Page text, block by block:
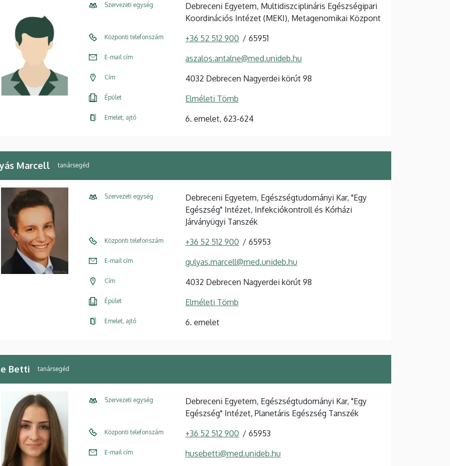
Szervezeti egység
Debreceni Egyetem, Multidiszciplináris Egészségipari
Koordinációs Intézet (MEKI), Metagenomikai Központ
Központi telefonszám +36 52 512 900 65951
E-mail cím aszalos.antalne@med.unideb.hu
Cím 4032 Debrecen Nagyerdei körút 98
Épület Elméleti Tömb
Emelet, ajtó 6. emelet, 623-624
Marcell tanársegéd
Szervezeti egység
Debreceni Egyetem, Egészségtudományi Kar, "Egy
Egészség" Intézet, Infekciókontroll és Kórházi
Járványügyi Tanszék
Központi telefonszám +36 52 512 900 65953
E-mail cím gulyas.marcell@med.unideb.hu
Cím 4032 Debrecen Nagyerdei körút 98
Épület Elméleti Tömb
Emelet, ajtó 6. emelet
Betti tanársegéd
Szervezeti egység
Debreceni Egyetem, Egészségtudományi Kar, "Egy
Egészség" Intézet, Planetáris Egészség Tanszék
Központi telefonszám +36 52 512 900 65953
E-mail cím husebetti@med.unideb.hu